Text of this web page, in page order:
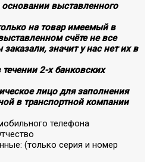
основании выставленного
на товар имеемый в
счёте не все
значит у нас нет их в
2-х банковских
лицо для заполнения
в транспортной компании
телефона
(только серия и номер